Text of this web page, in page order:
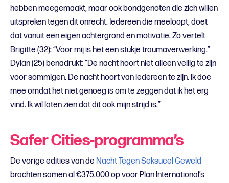
hebben meegemaakt, maar ook bondgenoten die zich willen
uitspreken tegen dit onrecht. Iedereen die meeloopt, doet
dat vanuit een eigen achtergrond en motivatie. Zo vertelt
Brigitte (32): “Voor mij is het een stukje traumaverwerking.”
Dylan (25) benadrukt: “De nacht hoort niet alleen veilig te zijn
voor sommigen. De nacht hoort van iedereen te zijn. Ik doe
mee omdat het niet genoeg is om te zeggen dat ik het erg
vind. Ik wil laten zien dat dit ook mijn strijd is.”
Safer Cities-programma’s
De vorige edities van de Nacht Tegen Seksueel Geweld
brachten samen al €375.000 op voor Plan International’s